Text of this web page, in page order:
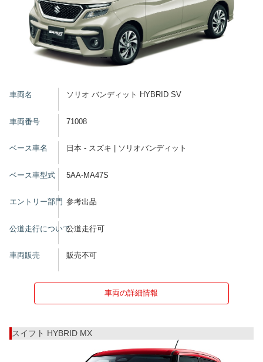
車両名 ソリオ バンディット HYBRID SV
車両番号 71008
ベース車名 日本 - スズキ | ソリオバンディット
ベース車型式 5AA-MA47S
エントリー部門 参考出品
公道走行について公道走行可
車両販売 販売不可
車両の詳細情報
スイフト HYBRID MX